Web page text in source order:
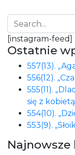
[instagram-feed]
Ostatnie
557(13).
556(12).
555(11).
się z
554(10).
553(9).